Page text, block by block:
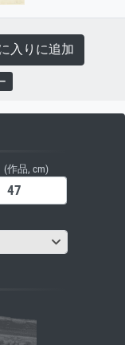
入りに追加
(作品, cm)